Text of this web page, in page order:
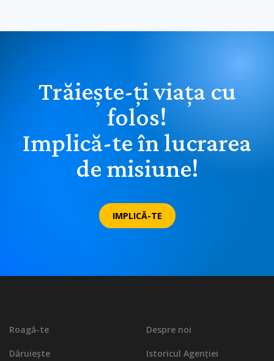
Trăiește-ți viața cu
folos!
Implică-te în lucrarea
de misiune!
IMPLICĂ-TE
Roagă-te
Dăruiește
Despre noi
Istoricul Agenției